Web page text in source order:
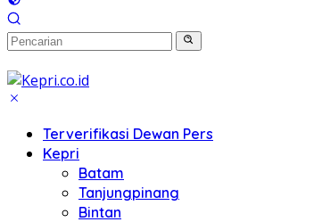
Terverifikasi Dewan Pers
Kepri
Batam
Tanjungpinang
Bintan